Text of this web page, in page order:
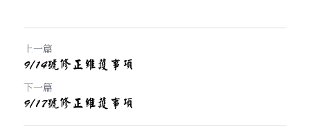
上一篇
9/14號修正維護事項
下一篇
9/17號修正維護事項